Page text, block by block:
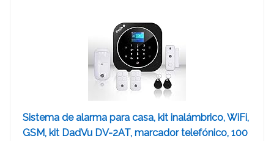
Sistema de alarma para casa, kit inalámbrico, WiFi,
GSM, kit DadVu DV-2AT, marcador telefónico, 100